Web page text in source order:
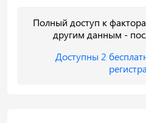
Полный доступ к
другим данным -
Доступны 2